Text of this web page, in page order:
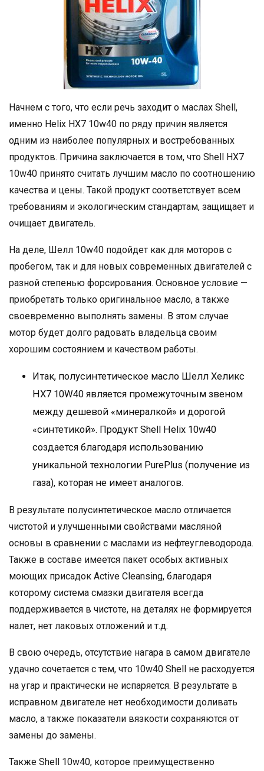
Начнем с того, что если речь заходит о маслах Shell,
именно Helix HX7 10w40 по ряду причин является
одним из наиболее популярных и востребованных
продуктов. Причина заключается в том, что Shell HX7
10w40 принято считать лучшим масло по соотношению
качества и цены. Такой продукт соответствует всем
требованиям и экологическим стандартам, защищает и
очищает двигатель.
На деле, Шелл 10w40 подойдет как для моторов с
пробегом, так и для новых современных двигателей с
разной степенью форсирования. Основное условие —
приобретать только оригинальное масло, а также
своевременно выполнять замены. В этом случае
мотор будет долго радовать владельца своим
хорошим состоянием и качеством работы.
Итак, полусинтетическое масло Шелл Хеликс
HX7 10W40 является промежуточным звеном
между дешевой «минералкой» и дорогой
«синтетикой». Продукт Shell Helix 10w40
создается благодаря использованию
уникальной технологии PurePlus (получение из
газа), которая не имеет аналогов.
В результате полусинтетическое масло отличается
чистотой и улучшенными свойствами масляной
основы в сравнении с маслами из нефтеуглеводорода.
Также в составе имеется пакет особых активных
моющих присадок Active Cleansing, благодаря
которому система смазки двигателя всегда
поддерживается в чистоте, на деталях не формируется
налет, нет лаковых отложений и т.д.
В свою очередь, отсутствие нагара в самом двигателе
удачно сочетается с тем, что 10w40 Shell не расходуется
на угар и практически не испаряется. В результате в
исправном двигателе нет необходимости доливать
масло, а также показатели вязкости сохраняются от
замены до замены.
Также Shell 10w40, которое преимущественно